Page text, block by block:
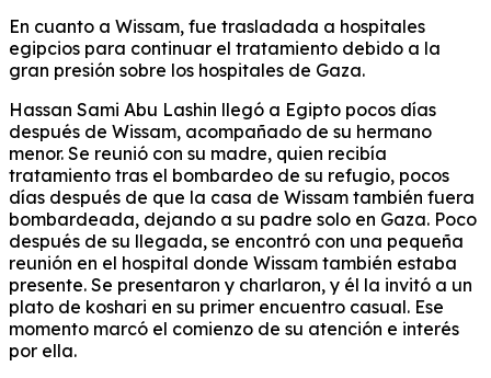
En cuanto a Wissam, fue trasladada a hospitales
egipcios para continuar el tratamiento debido a la
gran presión sobre los hospitales de Gaza.
Hassan Sami Abu Lashin llegó a Egipto pocos días
después de Wissam, acompañado de su hermano
menor. Se reunió con su madre, quien recibía
tratamiento tras el bombardeo de su refugio, pocos
días después de que la casa de Wissam también fuera
bombardeada, dejando a su padre solo en Gaza. Poco
después de su llegada, se encontró con una pequeña
reunión en el hospital donde Wissam también estaba
presente. Se presentaron y charlaron, y él la invitó a un
plato de koshari en su primer encuentro casual. Ese
momento marcó el comienzo de su atención e interés
por ella.